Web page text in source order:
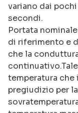
variano dai
secondi.
Portata
di riferimento e
che la
temperatura che
pregiudizio per